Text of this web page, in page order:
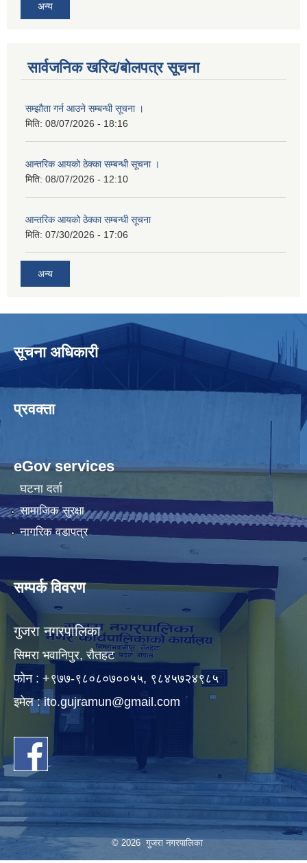
अन्य
सार्वजनिक खरिद/बोलपत्र सूचना
सम्झौता गर्न आउने सम्बन्धी सूचना ।
मिति: 08/07/2026 - 18:16
आन्तरिक आयको ठेक्का सम्बन्धी सूचना ।
मिति: 08/07/2026 - 12:10
आन्तरिक आयको ठेक्का सम्बन्धी सूचना
मिति: 07/30/2026 - 17:06
अन्य
सूचना अधिकारी
प्रवक्ता
eGov services
घटना दर्ता
सामाजिक सुरक्षा
नागरिक वडापत्र
सम्पर्क विवरण
गुजरा नगरपालिका
सिमरा भवानिपुर, राैतहट
फाेन : +९७७-९८०८०७००५५, ९८४५७२४९८५
इमेल :ito.gujramun@gmail.com
© 2026 गुजरा नगरपालिका